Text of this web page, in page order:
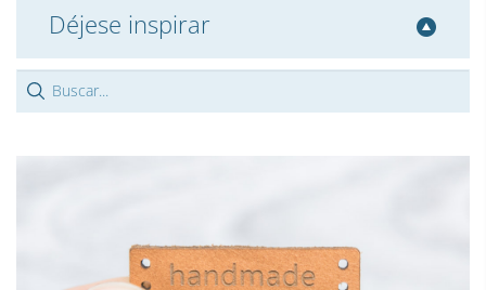
Déjese inspirar